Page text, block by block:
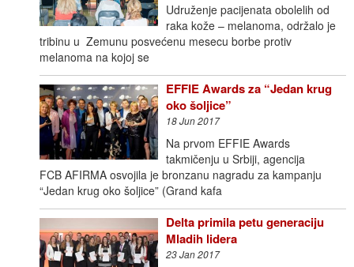
Udruženje pacijenata obolelih od
raka kože – melanoma, održalo je
tribinu u Zemunu posvećenu mesecu borbe protiv
melanoma na kojoj se
EFFIE Awards za “Jedan krug
oko šoljice”
18 Jun 2017
Na prvom EFFIE Awards
takmičenju u Srbiji, agencija
FCB AFIRMA osvojila je bronzanu nagradu za kampanju
“Jedan krug oko šoljice” (Grand kafa
Delta primila petu generaciju
Mladih lidera
23 Jan 2017